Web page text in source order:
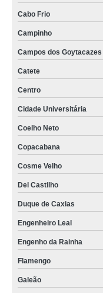
Cabo Frio
Campinho
Campos dos Goytacazes
Catete
Centro
Cidade Universitária
Coelho Neto
Copacabana
Cosme Velho
Del Castilho
Duque de Caxias
Engenheiro Leal
Engenho da Rainha
Flamengo
Galeão